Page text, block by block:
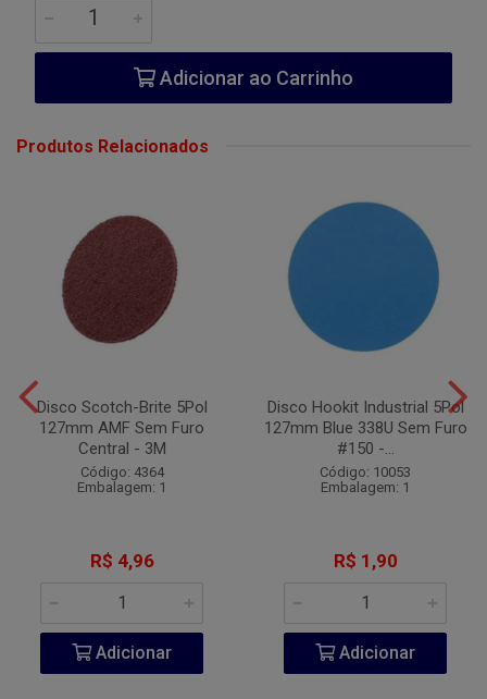
Adicionar ao Carrinho
Produtos Relacionados
Disco Scotch-Brite 5Pol
127mm AMF Sem Furo
Central - 3M
Código: 4364
Embalagem: 1
R$ 4,96
Adicionar
Disco Hookit Industrial 5Pol
127mm Blue 338U Sem Furo
#150 -...
Código: 10053
Embalagem: 1
R$ 1,90
Adicionar